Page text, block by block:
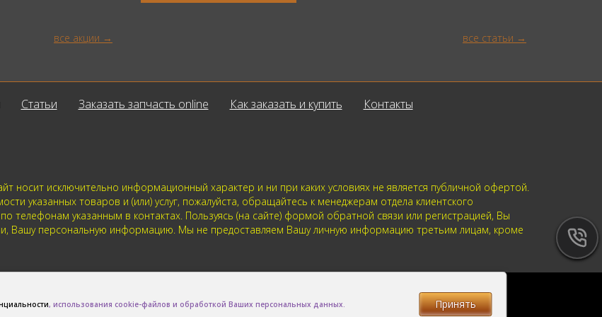
все акции все статьи
Статьи Заказать запчасть online Как заказать и купить Контакты
исключительно информационный характер и ни при каких условиях не является публичной офертой.
указанных товаров и (или) услуг, пожалуйста, обращайтесь к менеджерам отдела клиентского
указанным в контактах. Пользуясь (на сайте) формой обратной связи или регистрацией, Вы
Вашу персональную информацию. Мы не предоставляем Вашу личную информацию третьим лицам, кроме
, использования cookie-файлов и обработкой Ваших персональных данных. Принять